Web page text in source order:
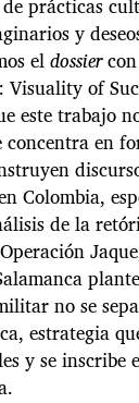
prácticas
y
eldossiercon
Visuality of
este trabajo
concentra en
Colombia,
de la
no se
estrategia
y se inscribe